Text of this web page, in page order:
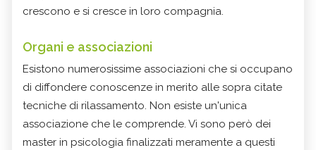
crescono e si cresce in loro compagnia.
Organi e associazioni
Esistono numerosissime associazioni che si occupano
di diffondere conoscenze in merito alle sopra citate
tecniche di rilassamento. Non esiste un'unica
associazione che le comprende. Vi sono però dei
master in psicologia finalizzati meramente a questi